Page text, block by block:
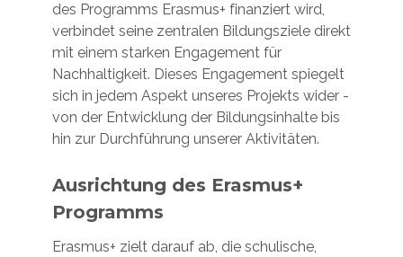
des Programms Erasmus+ finanziert wird,
verbindet seine zentralen Bildungsziele direkt
mit einem starken Engagement für
Nachhaltigkeit. Dieses Engagement spiegelt
sich in jedem Aspekt unseres Projekts wider -
von der Entwicklung der Bildungsinhalte bis
hin zur Durchführung unserer Aktivitäten.
Ausrichtung des Erasmus+
Programms
Erasmus+ zielt darauf ab, die schulische,